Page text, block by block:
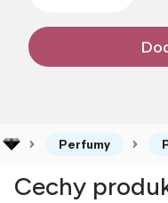
Perfumy
Cechy